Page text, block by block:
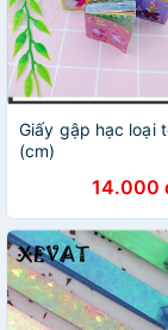
Giấy gập hạc loại
(cm)
14.000